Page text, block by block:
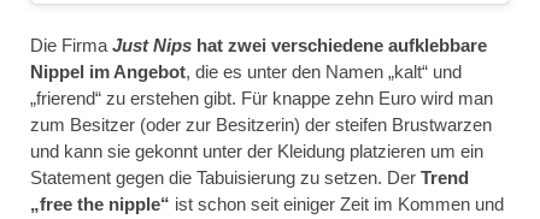
Die Firma Just Nips hat zwei verschiedene aufklebbare
Nippel im Angebot, die es unter den Namen „kalt“ und
„frierend“ zu erstehen gibt. Für knappe zehn Euro wird man
zum Besitzer (oder zur Besitzerin) der steifen Brustwarzen
und kann sie gekonnt unter der Kleidung platzieren um ein
Statement gegen die Tabuisierung zu setzen. Der Trend
„free the nipple“ ist schon seit einiger Zeit im Kommen und